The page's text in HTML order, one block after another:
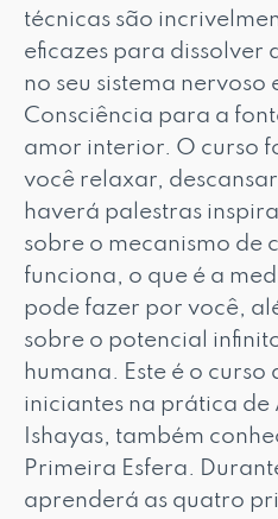
técnicas são
eficazes para dissolver
no seu sistema nervoso
Consciência para a
amor interior. O curso
você relaxar,
haverá palestras
sobre o mecanismo de
funciona, o que é a
pode fazer por você,
sobre o potencial
humana. Este é o
iniciantes na prática de
Ishayas, também
Primeira Esfera.
aprenderá as quatro